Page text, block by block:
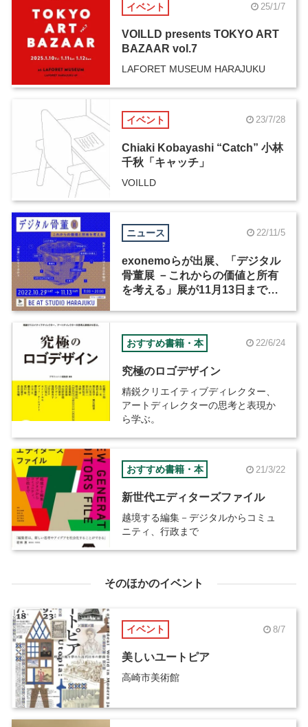
イベント 25/1/7
VOILLD presents TOKYO ART
BAZAAR vol.7
LAFORET MUSEUM HARAJUKU
イベント 23/7/28
Chiaki Kobayashi “Catch” 小林
千秋「キャッチ」
VOILLD
ニュース 22/11/5
exonemoらが出展、「デジタル
骨董展 －これからの価値と所有
を考える」展が11月13日まで開
おすすめ書籍・本 22/6/24
究極のロゴデザイン
精鋭クリエイティブディレクター、
アートディレクターの思考と表現か
ら学ぶ。
おすすめ書籍・本 21/3/22
新世代エディターズファイル
越境する編集－デジタルからコミュ
ニティ、行政まで
そのほかのイベント
イベント 8/7
美しいユートピア
高崎市美術館